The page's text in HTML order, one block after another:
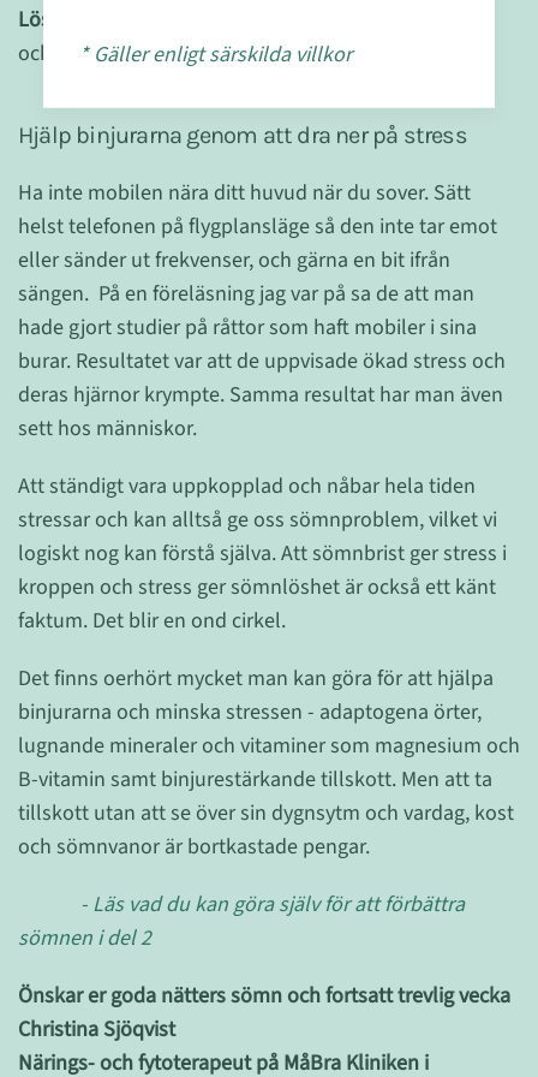
Lösning:
och på så sätt återställa kroppens reserver.
Hjälp binjurarna genom att dra ner på stress
Ha inte mobilen nära ditt huvud när du sover. Sätt
helst telefonen på flygplansläge så den inte tar emot
eller sänder ut frekvenser, och gärna en bit ifrån
sängen. På en föreläsning jag var på sa de att man
hade gjort studier på råttor som haft mobiler i sina
burar. Resultatet var att de uppvisade ökad stress och
deras hjärnor krympte. Samma resultat har man även
sett hos människor.
Att ständigt vara uppkopplad och nåbar hela tiden
stressar och kan alltså ge oss sömnproblem, vilket vi
logiskt nog kan förstå själva. Att sömnbrist ger stress i
kroppen och stress ger sömnlöshet är också ett känt
faktum. Det blir en ond cirkel.
Det finns oerhört mycket man kan göra för att hjälpa
binjurarna och minska stressen - adaptogena örter,
lugnande mineraler och vitaminer som magnesium och
B-vitamin samt binjurestärkande tillskott. Men att ta
tillskott utan att se över sin dygnsytm och vardag, kost
och sömnvanor är bortkastade pengar.
- Läs vad du kan göra själv för att förbättra
sömnen i del 2
Önskar er goda nätters sömn och fortsatt trevlig vecka
Christina Sjöqvist
Närings- och fytoterapeut på MåBra Kliniken i
* Gäller enligt särskilda villkor